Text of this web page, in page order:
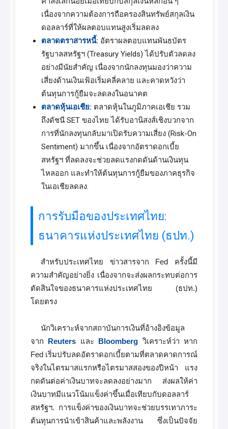
เนื่องจากความต้องการถือครองสินทรัพย์สกุลเงิน
ดอลลาร์ที่ให้ผลตอบแทนสูงเริ่มลดลง
ตลาดตราสารหนี้: อัตราผลตอบแทนพันธบัตร
รัฐบาลสหรัฐฯ (Treasury Yields) ได้ปรับตัวลดลง
อย่างมีนัยสำคัญ เนื่องจากนักลงทุนมองว่าความ
เสี่ยงด้านเงินเฟ้อเริ่มคลี่คลาย และคาดหวังว่า
ต้นทุนการกู้ยืมจะลดลงในอนาคต
ตลาดหุ้นเอเชีย: ตลาดหุ้นในภูมิภาคเอเชีย รวม
ถึงดัชนี SET ของไทย ได้รับอานิสงส์เชิงบวกจาก
การที่นักลงทุนกลับมาเปิดรับความเสี่ยง (Risk-On
Sentiment) มากขึ้น เนื่องจากอัตราดอกเบี้ย
สหรัฐฯ ที่ลดลงจะช่วยลดแรงกดดันด้านเงินทุน
ไหลออก และทำให้ต้นทุนการกู้ยืมของภาคธุรกิจ
ในเอเชียลดลง.
การรับมือของประเทศไทย:
ธนาคารแห่งประเทศไทย (ธปท.)
สำหรับประเทศไทย ข่าวสารจาก Fed ครั้งนี้มี
ความสำคัญอย่างยิ่ง เนื่องจากจะส่งผลกระทบต่อการ
ตัดสินใจของธนาคารแห่งประเทศไทย (ธปท.)
โดยตรง
นักวิเคราะห์จากสถาบันการเงินที่อ้างอิงข้อมูล
จาก Reuters และ Bloomberg วิเคราะห์ว่า หาก
Fed เริ่มปรับลดอัตราดอกเบี้ยตามที่ตลาดคาดการณ์
จริงในไตรมาสแรกหรือไตรมาสสองของปีหน้า แรง
กดดันต่อค่าเงินบาทจะลดลงอย่างมาก ส่งผลให้ค่า
เงินบาทมีแนวโน้มแข็งค่าขึ้นเมื่อเทียบกับดอลลาร์
สหรัฐฯ. การแข็งค่าของเงินบาทจะช่วยบรรเทาภาระ
ต้นทุนการนำเข้าสินค้าและพลังงาน ซึ่งเป็นปัจจัย